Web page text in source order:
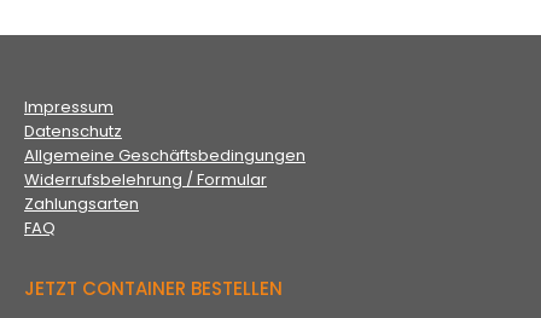
Impressum
Datenschutz
Allgemeine Geschäftsbedingungen
Widerrufsbelehrung / Formular
Zahlungsarten
FAQ
JETZT CONTAINER BESTELLEN